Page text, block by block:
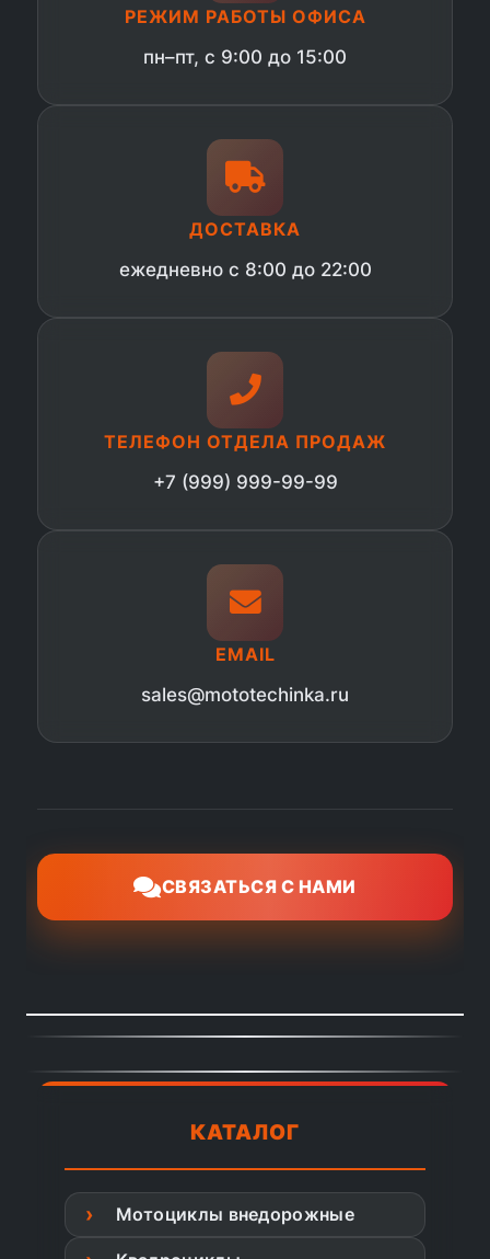
РЕЖИМ РАБОТЫ ОФИСА
пн–пт, с 9:00 до 15:00
ДОСТАВКА
ежедневно с 8:00 до 22:00
ТЕЛЕФОН ОТДЕЛА ПРОДАЖ
+7 (999) 999-99-99
EMAIL
sales@mototechinka.ru
СВЯЗАТЬСЯ С НАМИ
КАТАЛОГ
Мотоциклы внедорожные